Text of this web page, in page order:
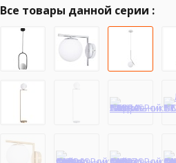
Все товары данной серии :